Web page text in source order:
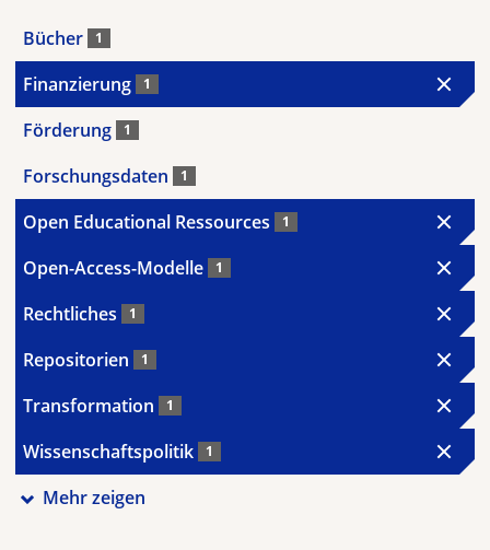
Bücher 1
Finanzierung 1
Förderung 1
Forschungsdaten 1
Open Educational Ressources 1
Open-Access-Modelle 1
Rechtliches 1
Repositorien 1
Transformation 1
Wissenschaftspolitik 1
Mehr zeigen